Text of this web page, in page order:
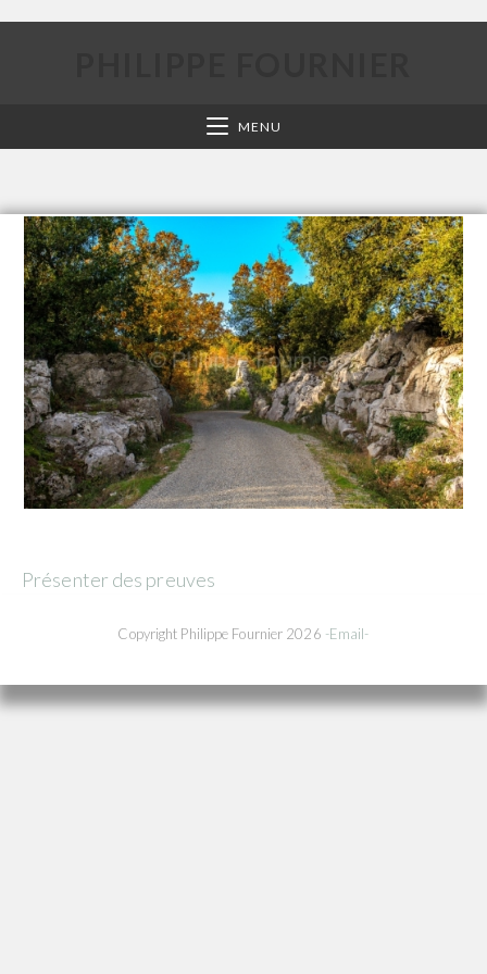
MENU
Présenter des preuves
Copyright Philippe Fournier 2026 -Email-